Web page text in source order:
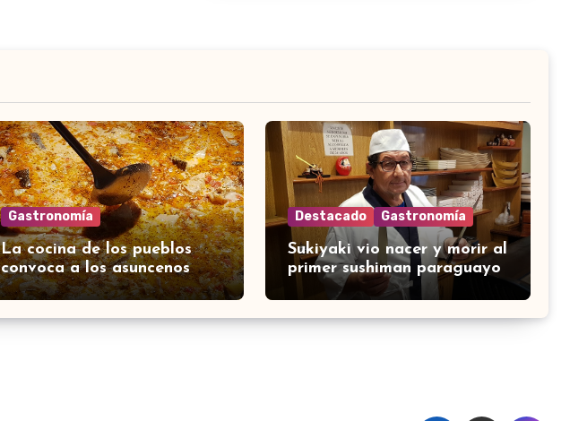
Gastronomía
La cocina de los pueblos
convoca a los asuncenos
Destacado Gastronomía
Sukiyaki vio nacer y morir al
primer sushiman paraguayo